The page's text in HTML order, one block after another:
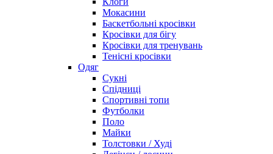
Мокасини
Баскетбольні кросівки
Кросівки для бігу
Кросівки для тренувань
Тенісні кросівки
Одяг
Сукні
Спідниці
Спортивні топи
Футболки
Поло
Майки
Толстовки / Худі